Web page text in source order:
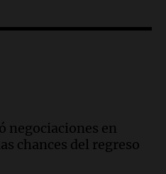
García Cueva llama a
abordar problemas
negociaciones en
chances del regreso